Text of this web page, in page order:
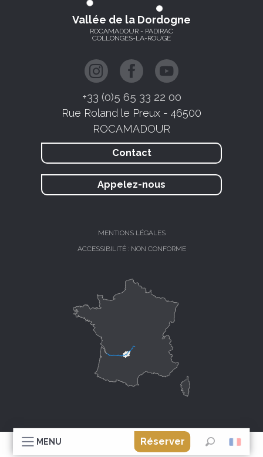
MENU
Réserver
Recherche
Vallée de la Dordogne
ROCAMADOUR - PADIRAC
COLLONGES-LA-ROUGE
+33 (0)5 65 33 22 00
Rue Roland le Preux - 46500
ROCAMADOUR
Contact
Appelez-nous
MENTIONS LÉGALES
ACCESSIBILITÉ : NON CONFORME